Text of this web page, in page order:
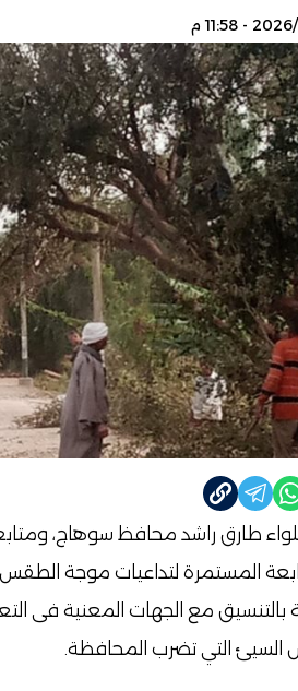
طارق راشد محافظ سوهاج،
المستمرة لتداعيات موجة
بالتنسيق مع الجهات المعنية فى
التي تضرب المحافظة.